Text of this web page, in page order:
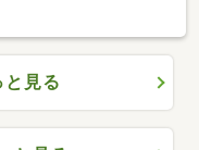
見る